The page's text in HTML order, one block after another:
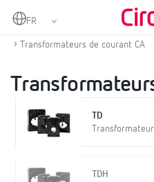
Home
Mesure et
Transformateurs de courant CA
TD
TDH